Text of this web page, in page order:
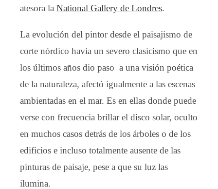
atesora laNational Gallery de Londres.
La evolución del pintor desde el paisajismo de
corte nórdico havia un severo clasicismo que en
los últimos años dio paso a una visión poética
de la naturaleza, afectó igualmente a las escenas
ambientadas en el mar. Es en ellas donde puede
verse con frecuencia brillar el disco solar, oculto
en muchos casos detrás de los árboles o de los
edificios e incluso totalmente ausente de las
pinturas de paisaje, pese a que su luz las
ilumina.